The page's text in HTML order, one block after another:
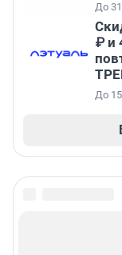
До 31
₽ и
До 15